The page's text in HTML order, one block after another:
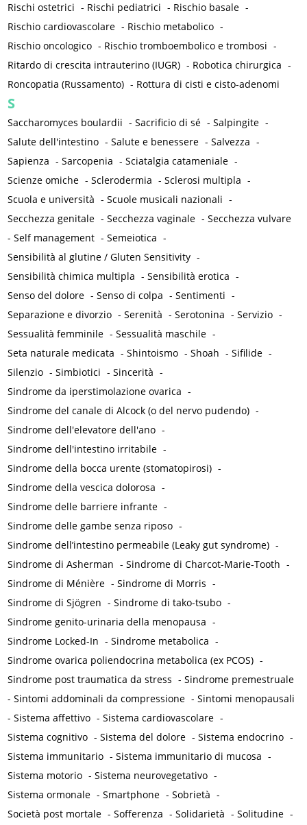
Rischi ostetrici - Rischi pediatrici - Rischio basale -
Rischio cardiovascolare - Rischio metabolico -
Rischio oncologico - Rischio tromboembolico e trombosi -
Ritardo di crescita intrauterino (IUGR) - Robotica chirurgica -
Roncopatia (Russamento) - Rottura di cisti e cisto-adenomi
S
Saccharomyces boulardii -Sacrificio di sé -Salpingite -
Salute dell'intestino -Salute e benessere -Salvezza -
Sapienza -Sarcopenia -Sciatalgia catameniale -
Scienze omiche -Sclerodermia -Sclerosi multipla -
Scuola e università -Scuole musicali nazionali -
Secchezza genitale -Secchezza vaginale -Secchezza vulvare
-Self management -Semeiotica -
Sensibilità al glutine / Gluten Sensitivity -
Sensibilità chimica multipla -Sensibilità erotica -
Senso del dolore -Senso di colpa -Sentimenti -
Separazione e divorzio -Serenità -Serotonina -Servizio -
Sessualità femminile -Sessualità maschile -
Seta naturale medicata -Shintoismo -Shoah -Sifilide -
Silenzio -Simbiotici -Sincerità -
Sindrome da iperstimolazione ovarica -
Sindrome del canale di Alcock (o del nervo pudendo) -
Sindrome dell'elevatore dell'ano -
Sindrome dell'intestino irritabile -
Sindrome della bocca urente (stomatopirosi) -
Sindrome della vescica dolorosa -
Sindrome delle barriere infrante -
Sindrome delle gambe senza riposo -
Sindrome dell’intestino permeabile (Leaky gut syndrome) -
Sindrome di Asherman -Sindrome di Charcot-Marie-Tooth -
Sindrome di Ménière -Sindrome di Morris -
Sindrome di Sjögren -Sindrome di tako-tsubo -
Sindrome genito-urinaria della menopausa -
Sindrome Locked-In -Sindrome metabolica -
Sindrome ovarica poliendocrina metabolica (ex PCOS) -
Sindrome post traumatica da stress -Sindrome premestruale
-Sintomi addominali da compressione -Sintomi menopausali
-Sistema affettivo -Sistema cardiovascolare -
Sistema cognitivo -Sistema del dolore -Sistema endocrino -
Sistema immunitario -Sistema immunitario di mucosa -
Sistema motorio -Sistema neurovegetativo -
Sistema ormonale -Smartphone -Sobrietà -
Società post mortale -Sofferenza -Solidarietà -Solitudine -